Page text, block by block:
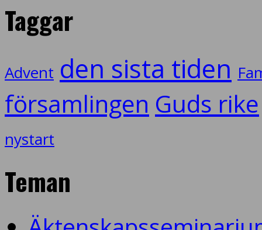
Taggar
Advent den sista tiden
församlingen Guds rike
nystart
Teman